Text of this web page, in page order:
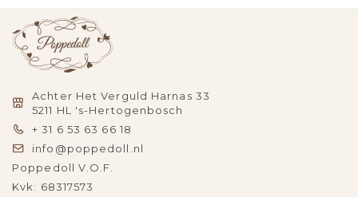
Achter Het Verguld Harnas 33
5211 HL 's-Hertogenbosch
+ 31 6 53 63 66 18
info@poppedoll.nl
Poppedoll V.O.F.
Kvk: 68317573